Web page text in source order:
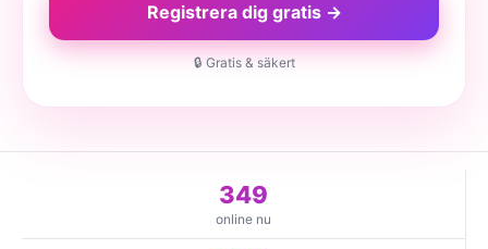
Registrera dig gratis →
🔒 Gratis & säkert
349
online nu